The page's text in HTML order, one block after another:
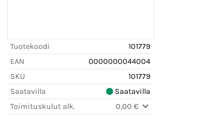
Tuotekoodi
101779
EAN
0000000044004
SKU
101779
Saatavilla
Saatavilla
Toimituskulut alk.
0,00 €